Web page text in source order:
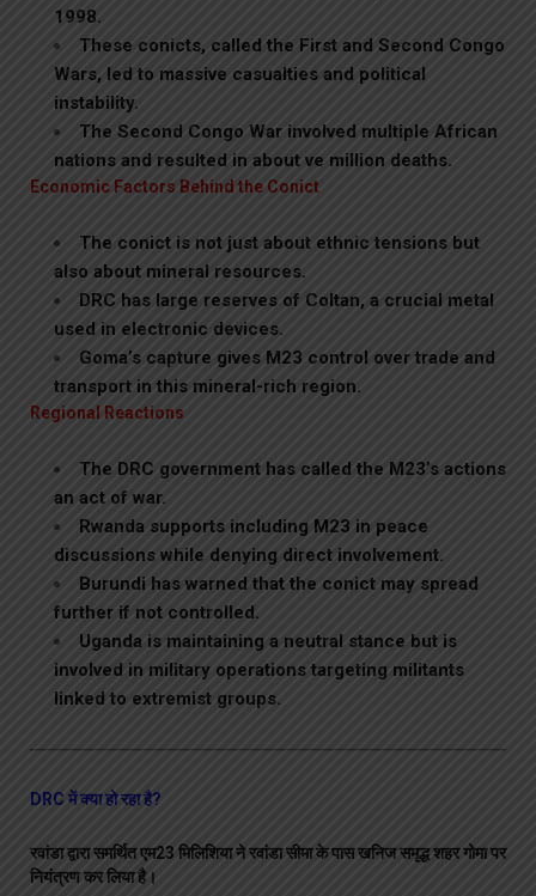
1998.
These conicts, called the First and Second Congo
Wars, led to massive casualties and political
instability.
The Second Congo War involved multiple African
nations and resulted in about ve million deaths.
Economic Factors Behind the Conict
The conict is not just about ethnic tensions but
also about mineral resources.
DRC has large reserves of Coltan, a crucial metal
used in electronic devices.
Goma’s capture gives M23 control over trade and
transport in this mineral-rich region.
Regional Reactions
The DRC government has called the M23’s actions
an act of war.
Rwanda supports including M23 in peace
discussions while denying direct involvement.
Burundi has warned that the conict may spread
further if not controlled.
Uganda is maintaining a neutral stance but is
involved in military operations targeting militants
linked to extremist groups.
DRC में क्या हो रहा है?
रवांडा द्वारा समर्थित एम23 मिलिशिया ने रवांडा सीमा के पास खनिज समृद्ध शहर गोमा पर
नियंत्रण कर लिया है।